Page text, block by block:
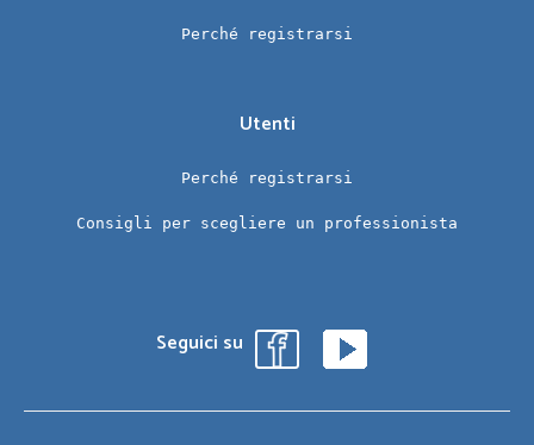
Perché registrarsi
Utenti
Perché registrarsi
Consigli per scegliere un professionista
Seguici su